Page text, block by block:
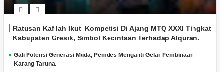
Ratusan Kafilah Ikuti Kompetisi Di Ajang MTQ XXXI Tingkat
Kabupaten Gresik, Simbol Kecintaan Terhadap Alquran.
Gali Potensi Generasi Muda, Pemdes Menganti Gelar Pembinaan
Karang Taruna.